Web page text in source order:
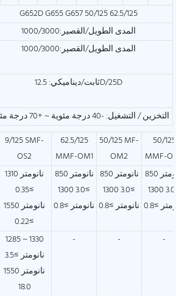
G652D G655 G657 50/125 62.5/125
المدى الطويل/القصير:1000/3000
المدى الطويل/القصير:1000/3000
ثابت/ديناميكي: 12.5D/25D
التخزين / التشغيل: -40 درجة مئوية ~ +70 درجة مئوية
9/125 SMF-
OS2
62.5/125
MMF-OM1
50/125 MF-
OM2
50/125
MMF-
1310 نانومتر
≥0.35
1550 نانومتر
≥0.22
850 نانومتر
≥3.0 1300
نانومتر ≥0.8
850 نانومتر
≥3.0 1300
نانومتر ≥0.8
850 نانومتر
≥3.0 1300
≥0.8
1285 ~ 1330
نانومتر ≥3.5
1550 نانومتر
18.0
- - -